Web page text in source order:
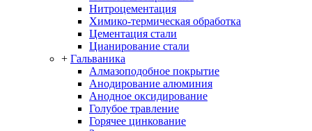
Нитроцементация
Химико-термическая обработка
Цементация стали
Цианирование стали
+ Гальваника
Алмазоподобное покрытие
Анодирование алюминия
Анодное оксидирование
Голубое травление
Горячее цинкование